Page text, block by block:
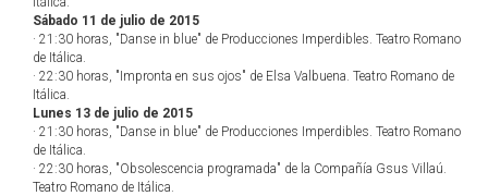
Sábado 11 de julio de 2015
· 21:30 horas, "Danse in blue" de Producciones Imperdibles. Teatro Romano
de Itálica.
· 22:30 horas, "Impronta en sus ojos" de Elsa Valbuena. Teatro Romano de
Itálica.
Lunes 13 de julio de 2015
· 21:30 horas, "Danse in blue" de Producciones Imperdibles. Teatro Romano
de Itálica.
· 22:30 horas, "Obsolescencia programada" de la Compañía Gsus Villaú.
Teatro Romano de Itálica.